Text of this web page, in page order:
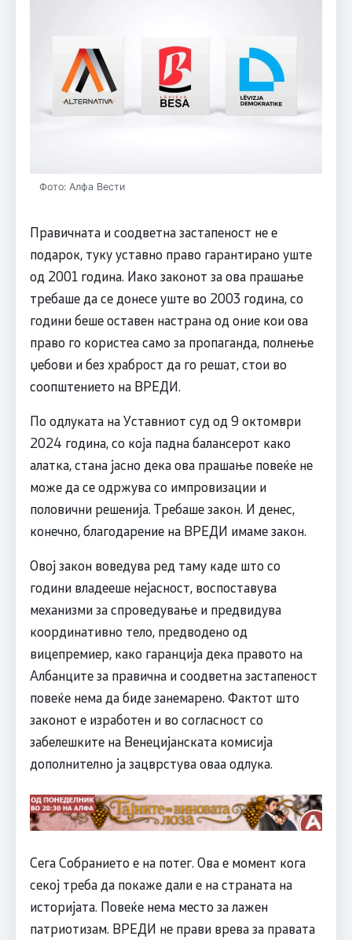
Фото: Алфа Вести
Правичната и соодветна застапеност не е
подарок, туку уставно право гарантирано уште
од 2001 година. Иако законот за ова прашање
требаше да се донесе уште во 2003 година, со
години беше оставен настрана од оние кои ова
право го користеа само за пропаганда, полнење
џебови и без храброст да го решат, стои во
соопштението на ВРЕДИ.
По одлуката на Уставниот суд од 9 октомври
2024 година, со која падна балансерот како
алатка, стана јасно дека ова прашање повеќе не
може да се одржува со импровизации и
половични решенија. Требаше закон. И денес,
конечно, благодарение на ВРЕДИ имаме закон.
Овој закон воведува ред таму каде што со
години владееше нејасност, воспоставува
механизми за спроведување и предвидува
координативно тело, предводено од
вицепремиер, како гаранција дека правото на
Албанците за правична и соодветна застапеност
повеќе нема да биде занемарено. Фактот што
законот е изработен и во согласност со
забелешките на Венецијанската комисија
дополнително ја зацврстува оваа одлука.
Сега Собранието е на потег. Ова е момент кога
секој треба да покаже дали е на страната на
историјата. Повеќе нема место за лажен
патриотизам. ВРЕДИ не прави врева за правата